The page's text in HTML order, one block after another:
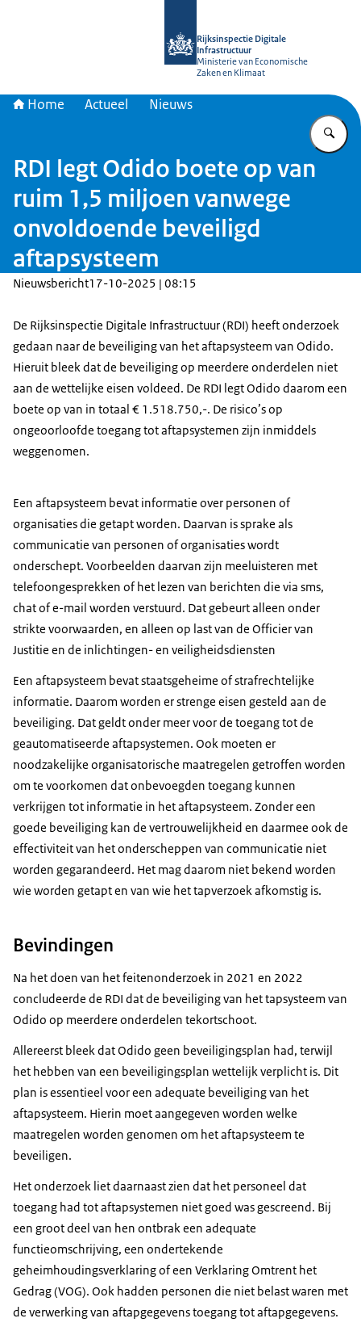
Rijksinspectie Digitale
Infrastructuur
Ministerie van Economische
Zaken en Klimaat
Home Actueel Nieuws
RDI legt Odido boete op van
ruim 1,5 miljoen vanwege
onvoldoende beveiligd
aftapsysteem
Nieuwsbericht17-10-2025 | 08:15
De Rijksinspectie Digitale Infrastructuur (RDI) heeft onderzoek
gedaan naar de beveiliging van het aftapsysteem van Odido.
Hieruit bleek dat de beveiliging op meerdere onderdelen niet
aan de wettelijke eisen voldeed. De RDI legt Odido daarom een
boete op van in totaal € 1.518.750,-. De risico’s op
ongeoorloofde toegang tot aftapsystemen zijn inmiddels
weggenomen.
Een aftapsysteem bevat informatie over personen of
organisaties die getapt worden. Daarvan is sprake als
communicatie van personen of organisaties wordt
onderschept. Voorbeelden daarvan zijn meeluisteren met
telefoongesprekken of het lezen van berichten die via sms,
chat of e-mail worden verstuurd. Dat gebeurt alleen onder
strikte voorwaarden, en alleen op last van de Officier van
Justitie en de inlichtingen- en veiligheidsdiensten
Een aftapsysteem bevat staatsgeheime of strafrechtelijke
informatie. Daarom worden er strenge eisen gesteld aan de
beveiliging. Dat geldt onder meer voor de toegang tot de
geautomatiseerde aftapsystemen. Ook moeten er
noodzakelijke organisatorische maatregelen getroffen worden
om te voorkomen dat onbevoegden toegang kunnen
verkrijgen tot informatie in het aftapsysteem. Zonder een
goede beveiliging kan de vertrouwelijkheid en daarmee ook de
effectiviteit van het onderscheppen van communicatie niet
worden gegarandeerd. Het mag daarom niet bekend worden
wie worden getapt en van wie het tapverzoek afkomstig is.
Bevindingen
Na het doen van het feitenonderzoek in 2021 en 2022
concludeerde de RDI dat de beveiliging van het tapsysteem van
Odido op meerdere onderdelen tekortschoot.
Allereerst bleek dat Odido geen beveiligingsplan had, terwijl
het hebben van een beveiligingsplan wettelijk verplicht is. Dit
plan is essentieel voor een adequate beveiliging van het
aftapsysteem. Hierin moet aangegeven worden welke
maatregelen worden genomen om het aftapsysteem te
beveiligen.
Het onderzoek liet daarnaast zien dat het personeel dat
toegang had tot aftapsystemen niet goed was gescreend. Bij
een groot deel van hen ontbrak een adequate
functieomschrijving, een ondertekende
geheimhoudingsverklaring of een Verklaring Omtrent het
Gedrag (VOG). Ook hadden personen die niet belast waren met
de verwerking van aftapgegevens toegang tot aftapgegevens.